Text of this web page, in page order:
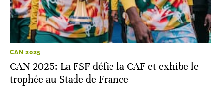
CAN 2025
CAN 2025: La FSF défie la CAF et exhibe le
trophée au Stade de France